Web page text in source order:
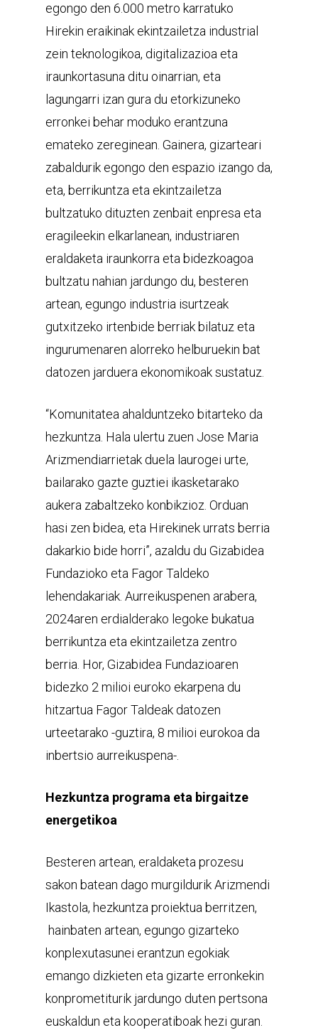
egongo den 6.000 metro karratuko
Hirekin eraikinak ekintzailetza industrial
zein teknologikoa, digitalizazioa eta
iraunkortasuna ditu oinarrian, eta
lagungarri izan gura du etorkizuneko
erronkei behar moduko erantzuna
emateko zereginean. Gainera, gizarteari
zabaldurik egongo den espazio izango da,
eta, berrikuntza eta ekintzailetza
bultzatuko dituzten zenbait enpresa eta
eragileekin elkarlanean, industriaren
eraldaketa iraunkorra eta bidezkoagoa
bultzatu nahian jardungo du, besteren
artean, egungo industria isurtzeak
gutxitzeko irtenbide berriak bilatuz eta
ingurumenaren alorreko helburuekin bat
datozen jarduera ekonomikoak sustatuz.
“Komunitatea ahalduntzeko bitarteko da
hezkuntza. Hala ulertu zuen Jose Maria
Arizmendiarrietak duela laurogei urte,
bailarako gazte guztiei ikasketarako
aukera zabaltzeko konbikzioz. Orduan
hasi zen bidea, eta Hirekinek urrats berria
dakarkio bide horri”, azaldu du Gizabidea
Fundazioko eta Fagor Taldeko
lehendakariak. Aurreikuspenen arabera,
2024aren erdialderako legoke bukatua
berrikuntza eta ekintzailetza zentro
berria. Hor, Gizabidea Fundazioaren
bidezko 2 milioi euroko ekarpena du
hitzartua Fagor Taldeak datozen
urteetarako -guztira, 8 milioi eurokoa da
inbertsio aurreikuspena-.
Hezkuntza programa eta birgaitze
energetikoa
Besteren artean, eraldaketa prozesu
sakon batean dago murgildurik Arizmendi
Ikastola, hezkuntza proiektua berritzen,
hainbaten artean, egungo gizarteko
konplexutasunei erantzun egokiak
emango dizkieten eta gizarte erronkekin
konprometiturik jardungo duten pertsona
euskaldun eta kooperatiboak hezi guran.